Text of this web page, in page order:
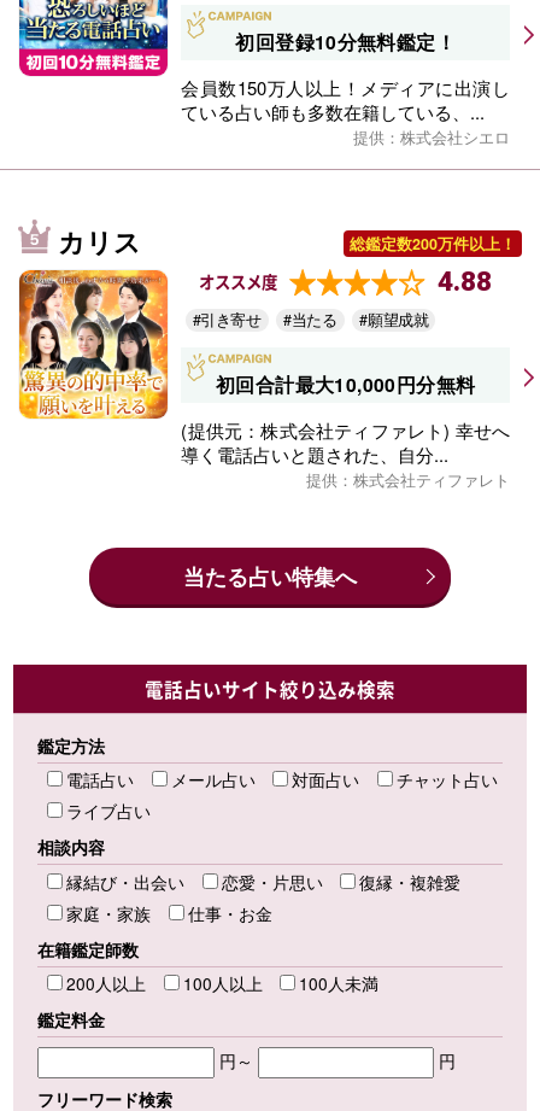
初回登録10分無料鑑定！
会員数150万人以上！メディアに出演し
ている占い師も多数在籍している、...
提供：株式会社シエロ
カリス 総鑑定数200万件以上！
オススメ度 4.88
#引き寄せ #当たる #願望成就
初回合計最大10,000円分無料
(提供元：株式会社ティファレト) 幸せへ
導く電話占いと題された、自分...
提供：株式会社ティファレト
当たる占い特集へ
電話占いサイト絞り込み検索
鑑定方法
電話占い
メール占い 対面占い
チャット占い
ライブ占い
相談内容
縁結び・出会い
恋愛・片思い
復縁・複雑愛
家庭・家族
仕事・お金
在籍鑑定師数
200人以上
100人以上
100人未満
鑑定料金
円～
円
フリーワード検索